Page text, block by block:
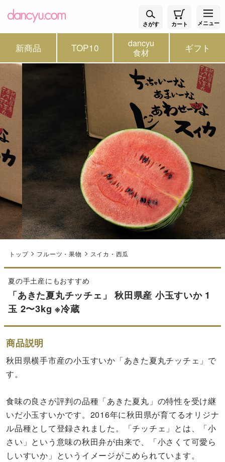
さがす カート メニュー
新商品 TOP10 dancyu
食材 ギフト
トップ フルーツ・果物 スイカ・西瓜
夏の手土産にもおすすめ
「あきた夏丸チッチェ」 秋田県産 小玉すいか 1
玉 2〜3kg ※冷蔵
商品説明
秋田県横手市産の小玉すいか「あきた夏丸チッチェ」で
す。
食味の良さが評判の品種「あきた夏丸」の特性を受け継
いだ小玉すいかです。2016年に秋田県が育てるオリジナ
ル品種として登録されました。「チッチェ」とは、「小
さい」という意味の秋田弁が由来で、「小さくて可愛ら
しいすいか」というイメージがこめられています。